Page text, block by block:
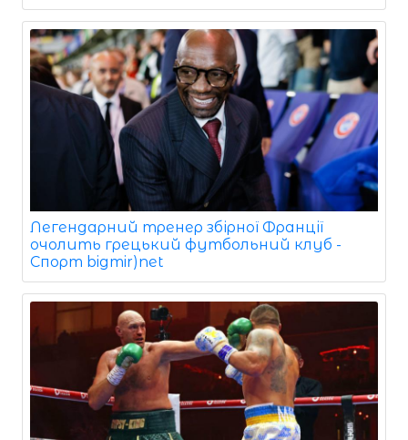
Легендарний тренер збірної Франції
очолить грецький футбольний клуб -
Спорт bigmir)net